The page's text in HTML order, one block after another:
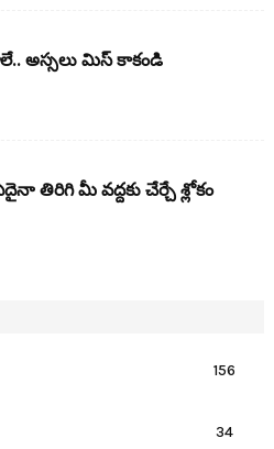
అస్స‌లు మిస్ కాకండి
తిరిగి మీ వద్దకు చేర్చే శ్లోకం
156
34